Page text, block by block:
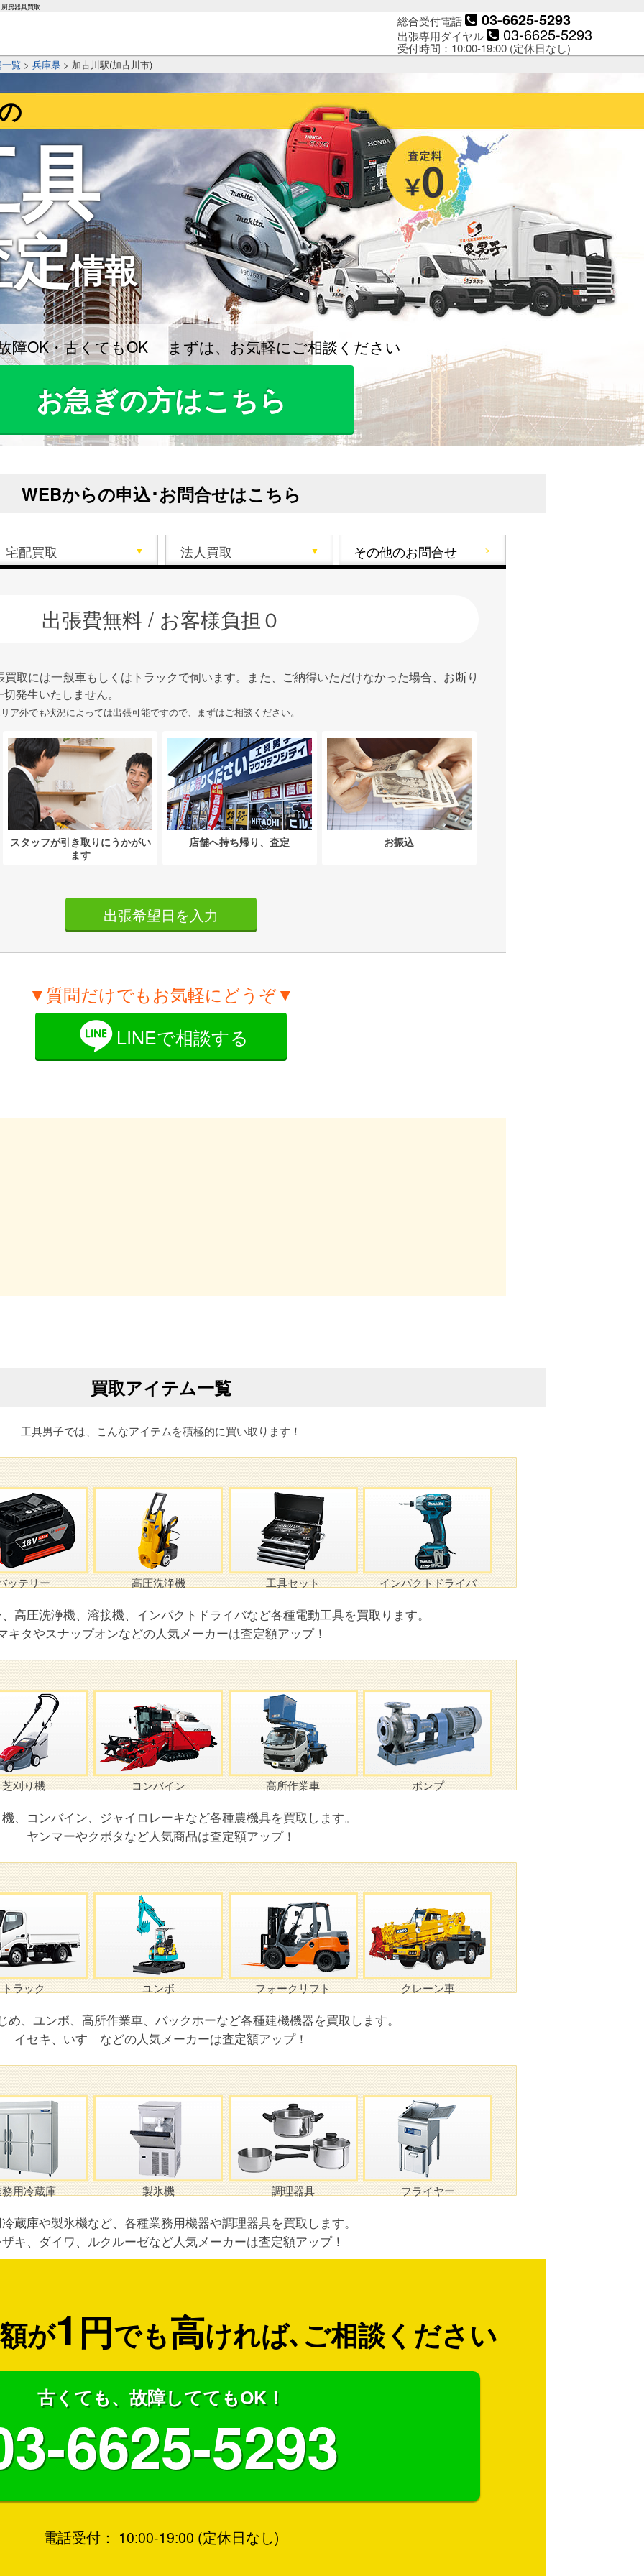
厨房器具買取
総合受付電話 03-6625-5293
出張専用ダイヤル 03-6625-5293
受付時間：10:00-19:00 (定休日なし)
覧 > 兵庫県 > 加古川駅(加古川市)
情報
障OK・古くてもOK まずは、お気軽にご相談ください
お急ぎの方はこちら
WEBからの申込･お問合せはこちら
出張費無料 / お客様負担０
取には一般車もしくはトラックで伺います。また、ご納得いただけなかった場合、お断り
発生いたしません。
ア外でも状況によっては出張可能ですので、まずはご相談ください。
スタッフが引き取りにうかがい
ます
店舗へ持ち帰り、査定 お振込
出張希望日を入力
宅配買取 法人買取 その他のお問合せ
▼質問だけでもお気軽にどうぞ▼
LINEで相談する
買取アイテム一覧
工具男子では、こんなアイテムを積極的に買い取ります！
ッテリー 高圧洗浄機 工具セット インパクトドライバ
高圧洗浄機、溶接機、インパクトドライバなど各種電動工具を買取ります。
キタやスナップオンなどの人気メーカーは査定額アップ！
芝刈り機 コンバイン 高所作業車 ポンプ
、コンバイン、ジャイロレーキなど各種農機具を買取します。
ヤンマーやクボタなど人気商品は査定額アップ！
トラック ユンボ フォークリフト クレーン車
め、ユンボ、高所作業車、バックホーなど各種建機機器を買取します。
イセキ、いすゞなどの人気メーカーは査定額アップ！
用冷蔵庫 製氷機 調理器具 フライヤー
蔵庫や製氷機など、各種業務用機器や調理器具を買取します。
キ、ダイワ、ルクルーゼなど人気メーカーは査定額アップ！
が1 円でも高ければ､ご相談ください
古くても、故障しててもOK！
6625-5293
電話受付： 10:00-19:00 (定休日なし)